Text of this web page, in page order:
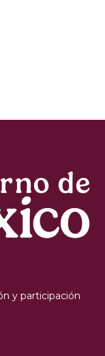
y participación